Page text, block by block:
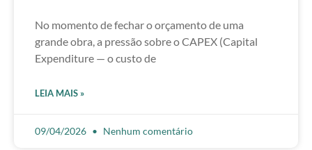
No momento de fechar o orçamento de uma
grande obra, a pressão sobre o CAPEX (Capital
Expenditure — o custo de
LEIA MAIS »
09/04/2026 Nenhum comentário